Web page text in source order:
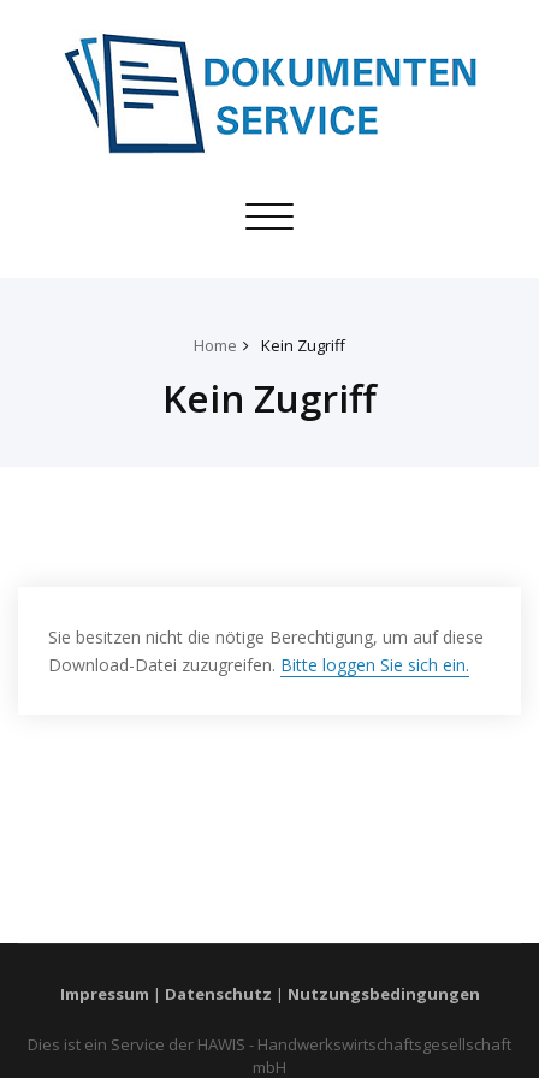
Toggle
Home Kein Zugriff
Kein Zugriff
Sie besitzen nicht die nötige Berechtigung, um auf diese
Download-Datei zuzugreifen. Bitte loggen Sie sich ein.
Impressum | Datenschutz | Nutzungsbedingungen
Dies ist ein Service der HAWIS - Handwerkswirtschaftsgesellschaft
mbH